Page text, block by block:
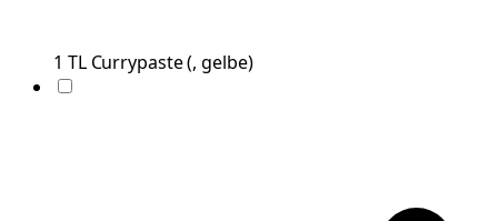
1 TL Currypaste(, gelbe)